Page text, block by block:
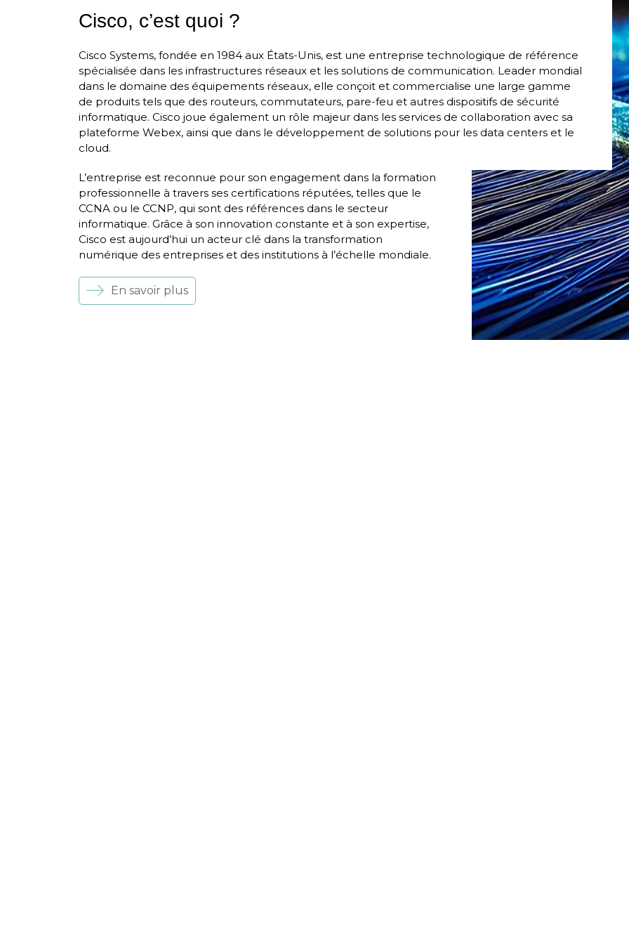
Cisco, c’est quoi ?
Cisco Systems, fondée en 1984 aux États-Unis, est une entreprise technologique de référence
spécialisée dans les infrastructures réseaux et les solutions de communication. Leader mondial
dans le domaine des équipements réseaux, elle conçoit et commercialise une large gamme
de produits tels que des routeurs, commutateurs, pare-feu et autres dispositifs de sécurité
informatique. Cisco joue également un rôle majeur dans les services de collaboration avec sa
plateforme Webex, ainsi que dans le développement de solutions pour les data centers et le
cloud.
L’entreprise est reconnue pour son engagement dans la formation
professionnelle à travers ses certifications réputées, telles que le
CCNA ou le CCNP, qui sont des références dans le secteur
informatique. Grâce à son innovation constante et à son expertise,
Cisco est aujourd’hui un acteur clé dans la transformation
numérique des entreprises et des institutions à l’échelle mondiale.
En savoir plus